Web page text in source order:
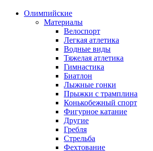
Олимпийские
Материалы
Велоспорт
Легкая атлетика
Водные виды
Тяжелая атлетика
Гимнастика
Биатлон
Лыжные гонки
Прыжки с трамплина
Конькобежный спорт
Фигурное катание
Другие
Гребля
Стрельба
Фехтование